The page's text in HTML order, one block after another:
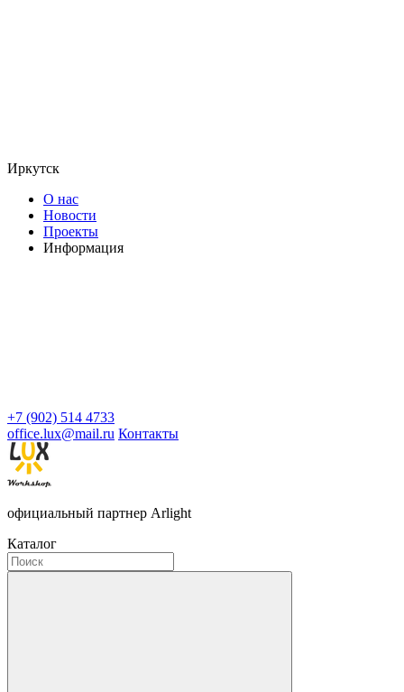
Иркутск
О нас
Новости
Проекты
Информация
+7 (902) 514 4733
office.lux@mail.ru Контакты
официальный партнер Arlight
Каталог